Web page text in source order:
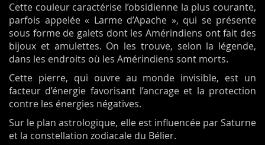
Cette couleur caractérise l’obsidienne la plus courante,
parfois appelée « Larme d’Apache », qui se présente
sous forme de galets dont les Amérindiens ont fait des
bijoux et amulettes. On les trouve, selon la légende,
dans les endroits où les Amérindiens sont morts.
Cette pierre, qui ouvre au monde invisible, est un
facteur d’énergie favorisant l’ancrage et la protection
contre les énergies négatives.
Sur le plan astrologique, elle est influencée par Saturne
et la constellation zodiacale du Bélier.